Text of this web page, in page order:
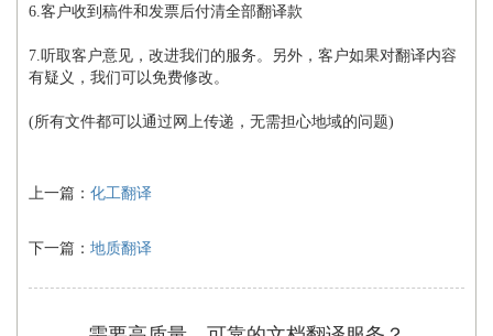
6.客户收到稿件和发票后付清全部翻译款
7.听取客户意见，改进我们的服务。另外，客户如果对翻译内容
有疑义，我们可以免费修改。
(所有文件都可以通过网上传递，无需担心地域的问题)
上一篇： 化工翻译
下一篇： 地质翻译